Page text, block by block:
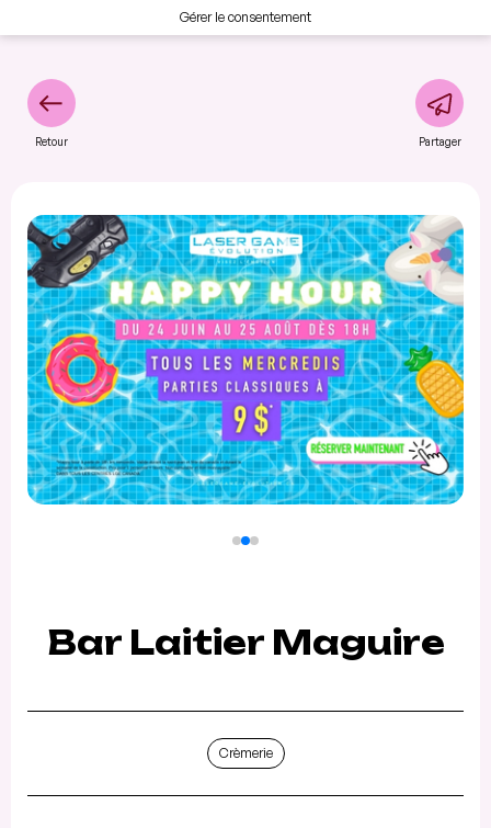
Gérer le consentement
Retour Partager
Bar Laitier Maguire
Crèmerie